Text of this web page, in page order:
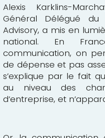
Alexis Karklins-
Général Délégué
Advisory, a mis en
national. En
communication, on
de dépense et pas
s’explique par le fait
au niveau des
d’entreprise, et